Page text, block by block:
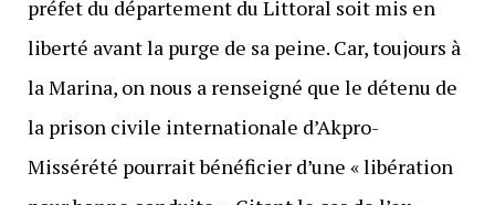
préfet du département du Littoral soit mis en
liberté avant la purge de sa peine. Car, toujours à
la Marina, on nous a renseigné que le détenu de
la prison civile internationale d’Akpro-
Missérété pourrait bénéficier d’une « libération